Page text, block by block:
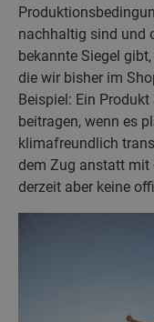
nachhaltig sind und
bekannte Siegel
die wir bisher im
Beispiel: Ein
beitragen, wenn es
klimafreundlich
dem Zug anstatt mit
derzeit aber keine